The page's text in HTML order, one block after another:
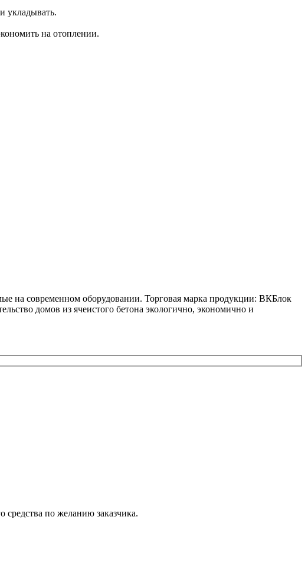
укладывать.
на отоплении.
на современном оборудовании. Торговая марка продукции: ВКБлок
домов из ячеистого бетона экологично, экономично и
по желанию заказчика.